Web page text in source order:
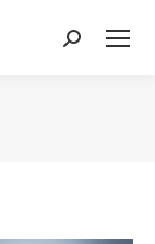
Recherche